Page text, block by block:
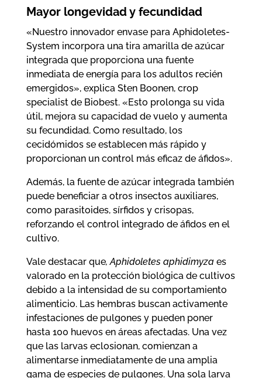
Mayor longevidad y fecundidad
«Nuestro innovador envase para Aphidoletes-
System incorpora una tira amarilla de azúcar
integrada que proporciona una fuente
inmediata de energía para los adultos recién
emergidos», explica Sten Boonen, crop
specialist de Biobest. «Esto prolonga su vida
útil, mejora su capacidad de vuelo y aumenta
su fecundidad. Como resultado, los
cecidómidos se establecen más rápido y
proporcionan un control más eficaz de áfidos».
Además, la fuente de azúcar integrada también
puede beneficiar a otros insectos auxiliares,
como parasitoides, sírfidos y crisopas,
reforzando el control integrado de áfidos en el
cultivo.
Vale destacar que, Aphidoletes aphidimyzaes
valorado en la protección biológica de cultivos
debido a la intensidad de su comportamiento
alimenticio. Las hembras buscan activamente
infestaciones de pulgones y pueden poner
hasta 100 huevos en áreas afectadas. Una vez
que las larvas eclosionan, comienzan a
alimentarse inmediatamente de una amplia
gama de especies de pulgones. Una sola larva